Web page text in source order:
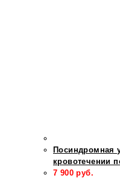
Посиндромная
кровотечении
7 900 руб.